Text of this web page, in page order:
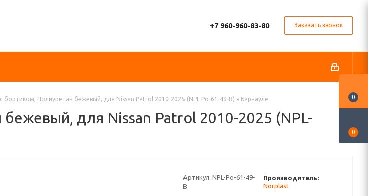
+7 960-960-83-80 Заказать звонок
бортиком, Полиуретан бежевый, для Nissan Patrol 2010-2025 (NPL-Po-61-49-B) в Барнауле
для Nissan Patrol 2010-2025 (NPL-
Артикул: NPL-Po-61-49-
B
Производитель:
Norplast
0
0